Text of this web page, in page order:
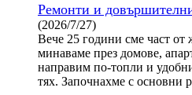
Ремонти и
(2026/7/27)
Вече 25 години сме част
минаваме през домове,
направим по-топли и
тях. Започнахме с основни